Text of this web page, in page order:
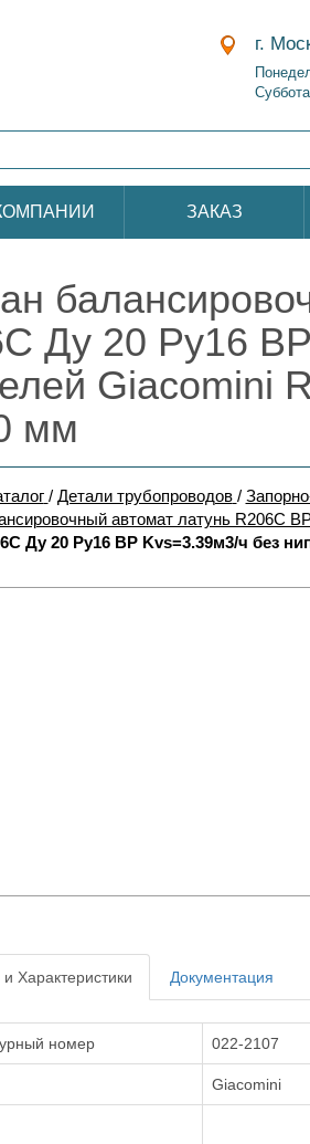
г.
ЗАКАЗ
Ду 20 Ру16
Giacomini
мм
/ Детали трубопроводов /
автомат латунь R206C
Ду 20 Ру16 ВР Kvs=3.39м3/ч без
Характеристики Документация
номер 022-2107
Giacomini